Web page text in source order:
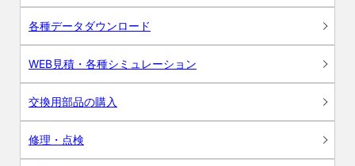
各種データダウンロード
WEB見積・各種シミュレーション
交換用部品の購入
修理・点検